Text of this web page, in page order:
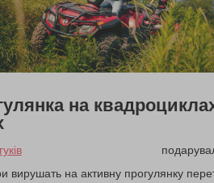
на
вирушать на активну прогулянку